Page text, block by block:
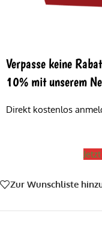
Verpasse keine
10% mit unserem
Direkt kostenlos
Zur Wunschliste